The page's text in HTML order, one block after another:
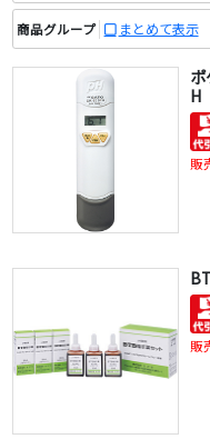
商品グループ まとめて表示
H
販
販